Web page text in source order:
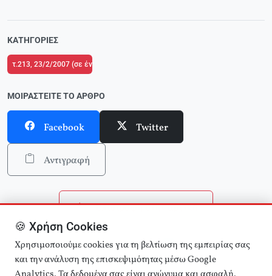
ΚΑΤΗΓΟΡΊΕΣ
τ.213, 23/2/2007 (σε ένθετο οι σελίδες της Αριστεράς με αφιέρωμα στην
ΜΟΙΡΑΣΤΕΊΤΕ ΤΟ ΆΡΘΡΟ
Facebook Twitter
Αντιγραφή
Επιστροφή στην αρχική
Αναζήτηση άρθρων
🍪 Χρήση Cookies
Χρησιμοποιούμε cookies για τη βελτίωση της εμπειρίας σας
και την ανάλυση της επισκεψιμότητας μέσω Google